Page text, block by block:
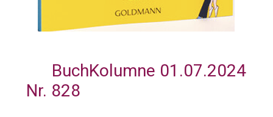
BuchKolumne 01.07.2024
Nr. 828